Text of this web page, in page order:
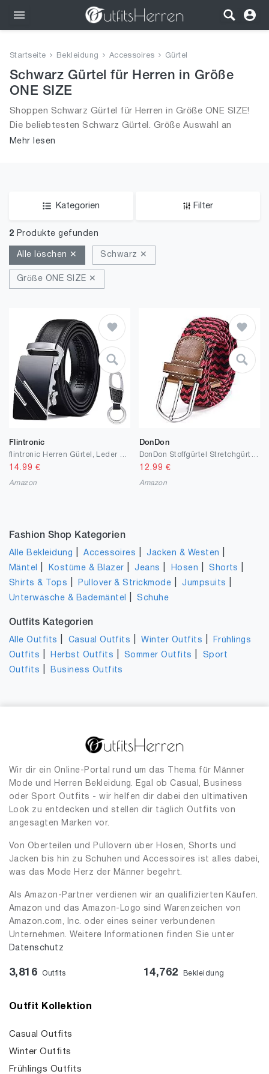
Bekleidung
Schuhe
Startseite Bekleidung Accessoires Gürtel
Schwarz Gürtel für Herren in Größe
ONE SIZE
Shoppen Schwarz Gürtel für Herren in Größe ONE SIZE!
Die beliebtesten Schwarz Gürtel. Größe Auswahl an
Schwarz Gürtel in Größe ONE SIZE und alle Trends aus
Mehr lesen
Kategorien Filter
2 Produkte gefunden
Alle löschen ✕ Schwarz ✕
Größe ONE SIZE ✕
Flintronic
14.99 €
Amazon
DonDon
12.99 €
Amazon
Fashion Shop Kategorien
Alle Bekleidung |Accessoires |Jacken & Westen
Mäntel Kostüme & Blazer |Jeans Hosen |Shorts
Shirts & Tops Pullover & Strickmode |Jumpsuits
Unterwäsche & Bademäntel |Schuhe
Outfits Kategorien
Alle Outfits Casual Outfits |Winter Outfits
Frühlings
Outfits
Herbst Outfits Sommer Outfits
Sport
Outfits
Business Outfits
Wir dir ein Online-Portal rund um das Thema für Männer
Mode und Herren Bekleidung. Egal ob Casual, Business
oder Sport Outfits - wir helfen dir dabei den ultimativen
Look zu entdecken und stellen dir täglich Outfits von
angesagten Marken vor.
Von Oberteilen und Pullovern über Hosen, Shorts und
Jacken bis hin zu Schuhen und Accessoires ist alles dabei,
was das Mode Herz der Männer begehrt.
Als Amazon-Partner verdienen wir an qualifizierten Käufen.
Amazon und das Amazon-Logo sind Warenzeichen von
Amazon.com, Inc. oder eines seiner verbundenen
Unternehmen. Weitere Informationen finden Sie unter
Datenschutz
3,816 Outfits 14,762 Bekleidung
Outfit Kollektion
Casual Outfits
Winter Outfits
Frühlings Outfits